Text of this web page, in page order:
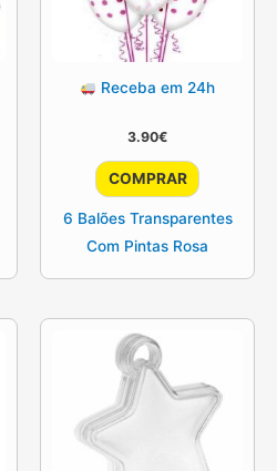
Receba em 24h
3.90€
COMPRAR
6 Balões Transparentes
Com Pintas Rosa